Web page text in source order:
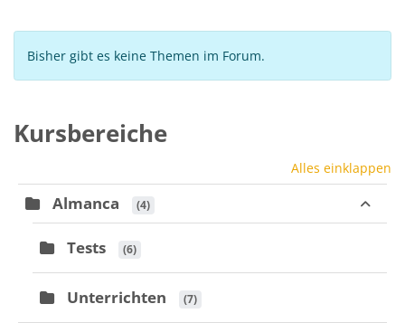
Bisher gibt es keine Themen im Forum.
Kursbereiche
Alles einklappen
Almanca (4)
Tests (6)
Unterrichten (7)